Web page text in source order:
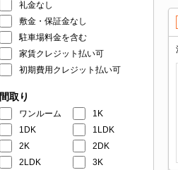
礼金なし
敷金・保証金なし
駐車場料金を含む
家賃クレジット払い可
初期費用クレジット払い可
間取り
ワンルーム
1K
1DK
1LDK
2K
2DK
2LDK
3K